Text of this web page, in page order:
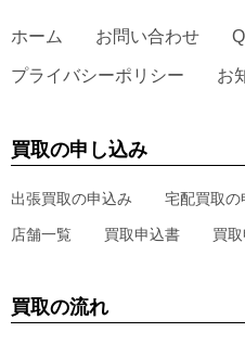
ホーム お問い合わせ
プライバシーポリシー お
買取の申し込み
出張買取の申込み 宅配買取の
店舗一覧 買取申込書 買
買取の流れ